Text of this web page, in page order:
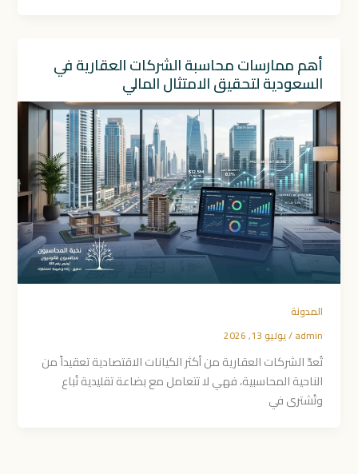
أهم ممارسات محاسبة الشركات العقارية في
السعودية لتحقيق الامتثال المالي
المدونة
admin
/يوليو 13, 2026
تُعدّ الشركات العقارية من أكثر الكيانات الاقتصادية تعقيداً من
الناحية المحاسبية، فهي لا تتعامل مع بضاعة تقليدية تُباع
وتُشترى في